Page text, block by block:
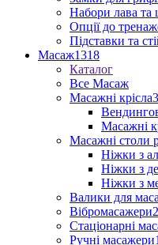
Набори лава та
Опції до
Підставки та
Масаж1318
Каталог
Все Масаж
Масажні крісла
Масажні
Масажні столи
Ніжки з
Ніжки з
Ніжки з
Валики для
Вібромасажери
Стаціонарні
Ручні масажери